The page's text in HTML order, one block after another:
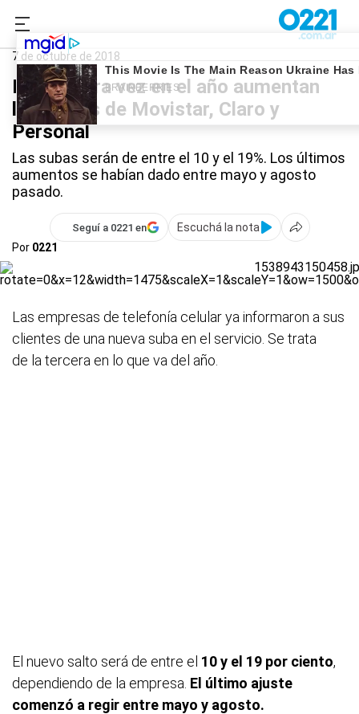
0221.com.ar
7 de octubre de 2018
Por tercera vez en el año aumentan
los planes de Movistar, Claro y
Personal
Las subas serán de entre el 10 y el 19%. Los últimos
aumentos se habían dado entre mayo y agosto
pasado.
Seguí a 0221 en
Escuchá la nota
Por 0221
Las empresas de telefonía celular ya informaron a sus
clientes de una nueva suba en el servicio. Se trata
de la tercera en lo que va del año.
El nuevo salto será de entre el 10 y el 19 por ciento,
dependiendo de la empresa. El último ajuste
comenzó a regir entre mayo y agosto.